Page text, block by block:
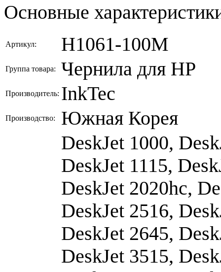
Основные
Артикул: H1061-100M
Группа товара: Чернила для HP
Производитель: InkTec
Производство: Южная Корея
DeskJet 1000,
DeskJet 1115,
DeskJet 2020hc,
DeskJet 2516,
DeskJet 2645,
DeskJet 3515,